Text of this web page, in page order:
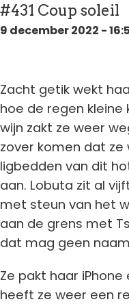
#431 Coup soleil
9 december 2022 -
Zacht getik wekt
hoe de regen
wijn zakt ze weer
zover komen dat
ligbedden van dit
aan. Lobuta zit al
met steun van het
aan de grens met
dat mag geen
Ze pakt haar
heeft ze weer een